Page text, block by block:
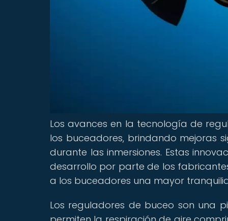
Los avances en la tecnología de
los buceadores, brindando mejoras
durante las inmersiones. Estas
desarrollo por parte de los
a los buceadores una mayor
Los reguladores de buceo son una